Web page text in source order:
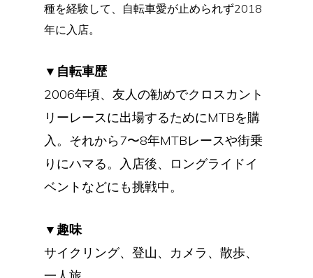
種を経験して、自転車愛が止められず2018
年に入店。
▼自転車歴
2006年頃、友人の勧めでクロスカント
リーレースに出場するためにMTBを購
入。それから7〜8年MTBレースや街乗
りにハマる。入店後、ロングライドイ
ベントなどにも挑戦中。
▼趣味
サイクリング、登山、カメラ、散歩、